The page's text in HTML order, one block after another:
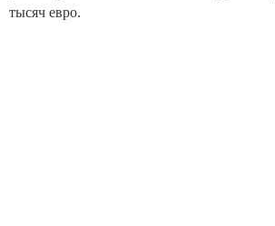
тысяч евро.